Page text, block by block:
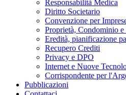
Responsabilità Medica
Diritto Societario
Convenzione per
Proprietà, Condominio
Eredità, pianificazione
Recupero Crediti
Privacy e DPO
Internet e Nuove
Corrispondente per
Pubblicazioni